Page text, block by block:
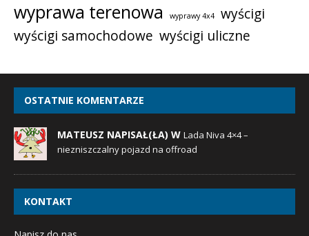
wyprawa terenowa wyprawy 4x4
wyścigi
wyścigi samochodowe wyścigi uliczne
OSTATNIE KOMENTARZE
MATEUSZ NAPISAŁ(ŁA) W Lada Niva 4×4 –
niezniszczalny pojazd na offroad
KONTAKT